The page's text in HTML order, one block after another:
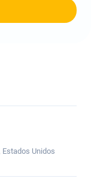
Estados Unidos